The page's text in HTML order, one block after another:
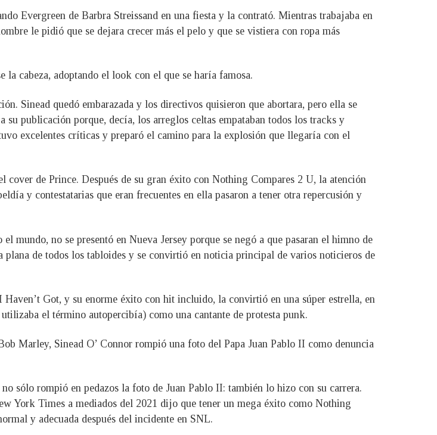
Evergreen de Barbra Streissand en una fiesta y la contrató. Mientras trabajaba en
le pidió que se dejara crecer más el pelo y que se vistiera con ropa más
la cabeza, adoptando el look con el que se haría famosa.
Sinead quedó embarazada y los directivos quisieron que abortara, pero ella se
su publicación porque, decía, los arreglos celtas empataban todos los tracks y
excelentes críticas y preparó el camino para la explosión que llegaría con el
de Prince. Después de su gran éxito con Nothing Compares 2 U, la atención
y contestatarias que eran frecuentes en ella pasaron a tener otra repercusión y
mundo, no se presentó en Nueva Jersey porque se negó a que pasaran el himno de
de todos los tabloides y se convirtió en noticia principal de varios noticieros de
Got, y su enorme éxito con hit incluido, la convirtió en una súper estrella, en
el término autopercibía) como una cantante de protesta punk.
Marley, Sinead O’ Connor rompió una foto del Papa Juan Pablo II como denuncia
sólo rompió en pedazos la foto de Juan Pablo II: también lo hizo con su carrera.
York Times a mediados del 2021 dijo que tener un mega éxito como Nothing
y adecuada después del incidente en SNL.